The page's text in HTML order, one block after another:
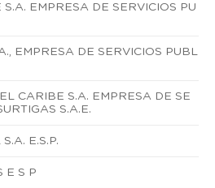
EMPRESA DE SERVICIOS PU
EMPRESA DE SERVICIOS PUBL
CARIBE S.A. EMPRESA DE SE
S.A.E.
E.S.P.
E S P